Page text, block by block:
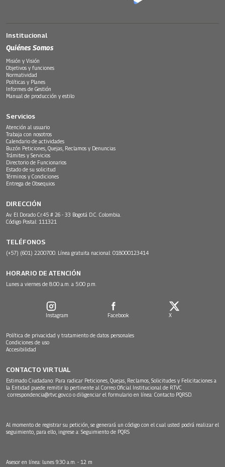
Institucional
Quiénes Somos
Misión y Visión
Objetivos y funciones
Normatividad
Políticas y Planes
Informes de Gestión
Manual de producción y estilo
Servicios
Atención al usuario
Trabaja con nosotros
Calendario de actividades
Buzón Peticiones, Quejas, Reclamos y Denuncias
Trámites y Servicios
Directorio de Funcionarios
Estado de su solicitud
Términos y Condiciones
Entrega de Obsequios
DIRECCIÓN
Av. El Dorado Cr.45 # 26 - 33 Bogotá D.C. Colombia.
Código Postal: 111321
TELÉFONOS
(+57) (601) 2200700. Línea gratuita nacional: 018000123414
HORARIO DE ATENCIÓN
Lunes a viernes de 8:00 a.m. a 5:00 p.m.
Instagram Facebook X
Política de privacidad y tratamiento de datos personales
Condiciones de uso
Accesibilidad
CONTACTO VIRTUAL
Estimado Ciudadano: Para radicar Peticiones, Quejas, Reclamos, Solicitudes y Felicitaciones a
la Entidad puede remitir lo pertinente al Correo Oficial Institucional de RTVC
correspondencia@rtvc.gov.co o diligenciar el formulario en línea: Contacto PQRSD.
Al momento de registrar su petición, se generará un código con el cual usted podrá realizar el
seguimiento, para ello, ingrese a: Seguimiento de PQRS
Asesor en línea: lunes 9:30 a.m. - 12 m